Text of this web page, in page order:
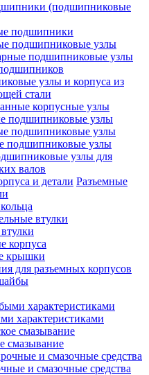
(подшипниковые
подшипники
подшипниковые узлы
подшипниковые узлы
узлы и корпуса из
стали
корпусные узлы
подшипниковые узлы
подшипниковые узлы
подшипниковые узлы
узлы для
валов
Разъемные
втулки
корпуса
крышки
для разъемных корпусов
характеристиками
смазывание
и смазочные средства